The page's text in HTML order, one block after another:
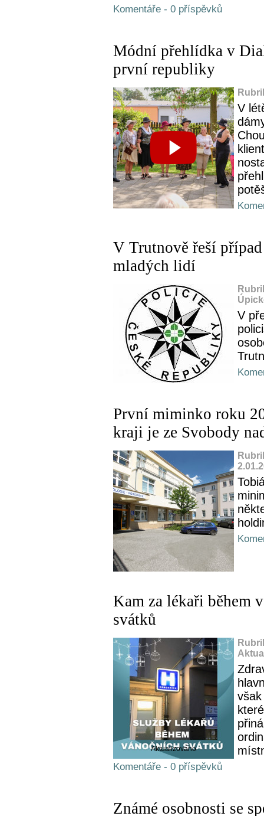
Komentáře - 0 příspěvků
Módní přehlídka v
první republiky
V
V Trutnově řeší
mladých lidí
V
První miminko roku
kraji je ze Svobody
Kam za lékaři během
svátků
Aktualizováno
Komentáře - 0 příspěvků
Známé osobnosti se